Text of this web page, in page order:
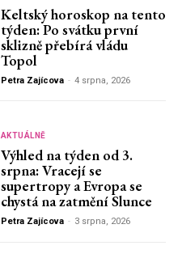
Keltský horoskop na tento
týden: Po svátku první
sklizně přebírá vládu
Topol
Petra Zajícova - 4 srpna, 2026
AKTUÁLNĚ
Výhled na týden od 3.
srpna: Vracejí se
supertropy a Evropa se
chystá na zatmění Slunce
Petra Zajícova - 3 srpna, 2026